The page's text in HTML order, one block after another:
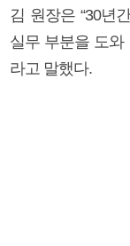
김 원장은 “30년
실무 부분을 도와
라고 말했다.